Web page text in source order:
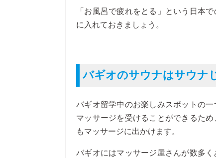
「お風呂で疲れをとる」という日本
に入れておきましょう。
バギオのサウナはサウナ
バギオ留学中のお楽しみスポットの一
マッサージを受けることができるた
もマッサージに出かけます。
バギオにはマッサージ屋さんが数多